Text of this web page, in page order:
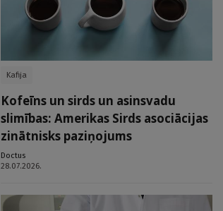
Kafija
Kofeīns un sirds un asinsvadu
slimības: Amerikas Sirds asociācijas
zinātnisks paziņojums
Doctus
28.07.2026.